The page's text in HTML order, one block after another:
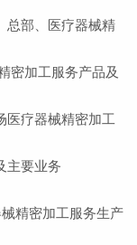
部、医疗器械精
加工服务产品及
疗器械精密加工
主要业务
精密加工服务生产